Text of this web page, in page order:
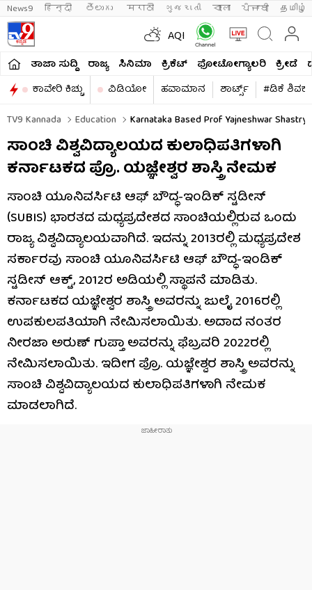
News9 हिन्दी తెలుగు मराठी ગુજરાતી বাংলা ਪੰਜਾਬੀ தமிழ்
AQI
ತಾಜಾ ಸುದ್ದಿ ರಾಜ್ಯ ಸಿನಿಮಾ ಕ್ರಿಕೆಟ್​ ಫೋಟೋಗ್ಯಾಲರಿ ಕ್ರೀಡೆ
ಕಾವೇರಿ ಕಿಚ್ಚು
ವಿಡಿಯೋ ಹವಾಮಾನ ಶಾರ್ಟ್ಸ್​
#ಡಿಕೆ
TV9 Kannada
Education Karnataka Based Prof Yajneshwar
ಸಾಂಚಿ ವಿಶ್ವವಿದ್ಯಾಲಯದ ಕುಲಾಧಿಪತಿಗಳಾಗಿ
ಕರ್ನಾಟಕದ ಪ್ರೊ. ಯಜ್ಞೇಶ್ವರ ಶಾಸ್ತ್ರಿ ನೇಮಕ
ಸಾಂಚಿ ಯೂನಿವರ್ಸಿಟಿ ಆಫ್ ಬೌದ್ಧ-ಇಂಡಿಕ್ ಸ್ಟಡೀಸ್
(SUBIS) ಭಾರತದ ಮಧ್ಯಪ್ರದೇಶದ ಸಾಂಚಿಯಲ್ಲಿರುವ ಒಂದು
ರಾಜ್ಯ ವಿಶ್ವವಿದ್ಯಾಲಯವಾಗಿದೆ. ಇದನ್ನು 2013ರಲ್ಲಿ ಮಧ್ಯಪ್ರದೇಶ
ಸರ್ಕಾರವು ಸಾಂಚಿ ಯೂನಿವರ್ಸಿಟಿ ಆಫ್ ಬೌದ್ಧ-ಇಂಡಿಕ್
ಸ್ಟಡೀಸ್ ಆಕ್ಟ್, 2012ರ ಅಡಿಯಲ್ಲಿ ಸ್ಥಾಪನೆ ಮಾಡಿತು.
ಕರ್ನಾಟಕದ ಯಜ್ಞೇಶ್ವರ ಶಾಸ್ತ್ರಿ ಅವರನ್ನು ಜುಲೈ 2016ರಲ್ಲಿ
ಉಪಕುಲಪತಿಯಾಗಿ ನೇಮಿಸಲಾಯಿತು. ಅದಾದ ನಂತರ
ನೀರಜಾ ಅರುಣ್ ಗುಪ್ತಾ ಅವರನ್ನು ಫೆಬ್ರವರಿ 2022ರಲ್ಲಿ
ನೇಮಿಸಲಾಯಿತು. ಇದೀಗ ಪ್ರೊ. ಯಜ್ಞೇಶ್ವರ ಶಾಸ್ತ್ರಿ ಅವರನ್ನು
ಸಾಂಚಿ ವಿಶ್ವವಿದ್ಯಾಲಯದ ಕುಲಾಧಿಪತಿಗಳಾಗಿ ನೇಮಕ
ಮಾಡಲಾಗಿದೆ.